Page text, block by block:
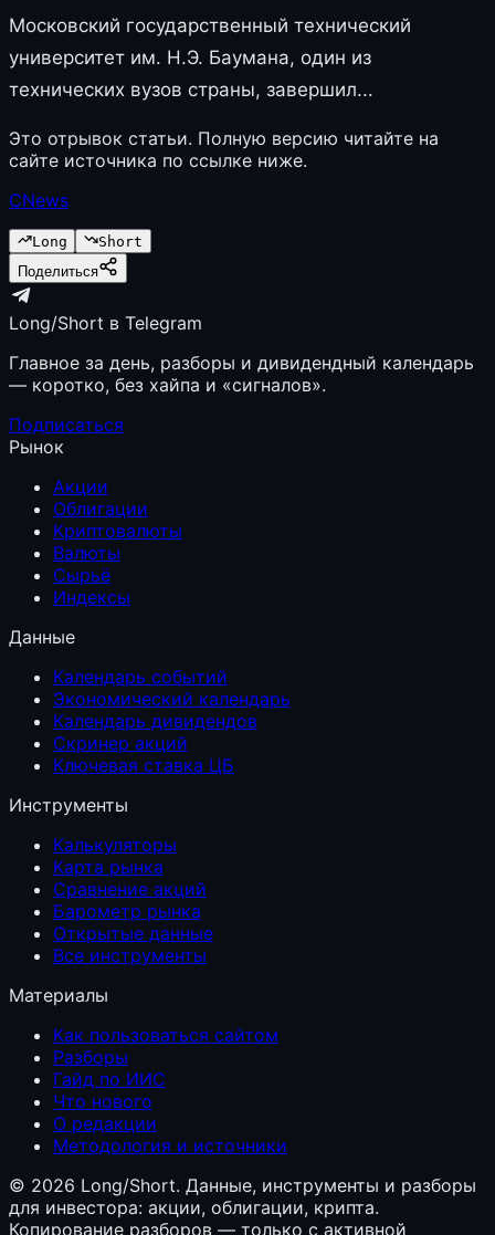
Московский государственный технический
университет им. Н.Э. Баумана, один из
технических вузов страны, завершил...
Это отрывок статьи. Полную версию читайте на
сайте источника по ссылке ниже.
CNews
Long
Short
Поделиться
Long/Short в Telegram
Главное за день, разборы и дивидендный календарь
— коротко, без хайпа и «сигналов».
Подписаться
Рынок
Акции
Облигации
Криптовалюты
Валюты
Сырьё
Индексы
Данные
Календарь событий
Экономический календарь
Календарь дивидендов
Скринер акций
Ключевая ставка ЦБ
Инструменты
Калькуляторы
Карта рынка
Сравнение акций
Барометр рынка
Открытые данные
Все инструменты
Материалы
Как пользоваться сайтом
Разборы
Гайд по ИИС
Что нового
О редакции
Методология и источники
© 2026 Long/Short. Данные, инструменты и разборы
для инвестора: акции, облигации, крипта.
Копирование разборов — только с активной